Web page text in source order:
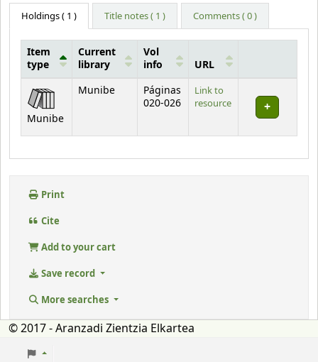
Holdings( 1 ) Title notes ( 1 ) Comments ( 0 )
Holdings
Item
type
Current
library
Vol
info
URL
Munibe
Munibe
Páginas
020-026
Link to
resource
Print
Cite
Add to your cart
Save record
More searches
© 2017 - Aranzadi Zientzia Elkartea